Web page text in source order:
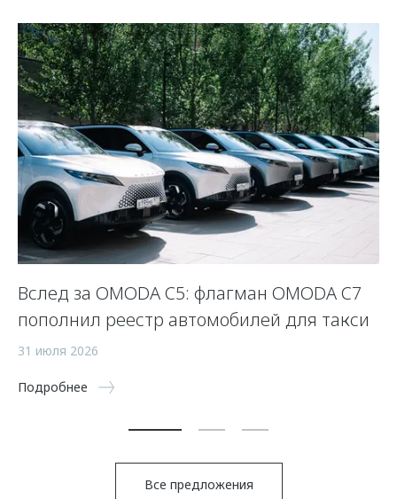
Вслед за OMODA C5: флагман OMODA C7
пополнил реестр автомобилей для такси
31 июля 2026
Подробнее
Все предложения